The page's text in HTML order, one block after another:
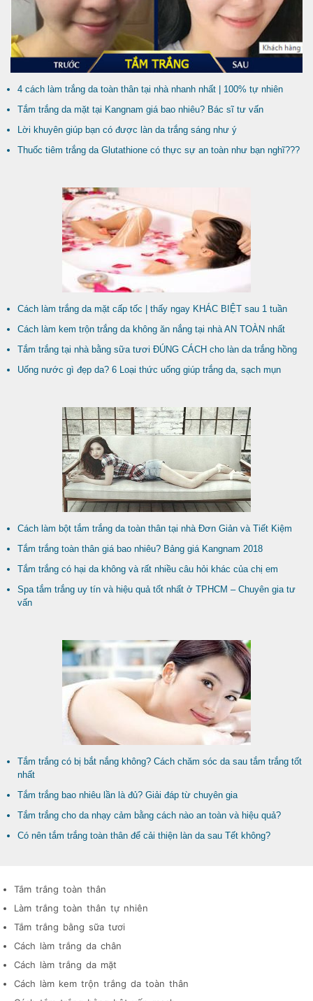
4 cách làm trắng da toàn thân tại nhà nhanh nhất | 100% tự nhiên
Tắm trắng da mặt tại Kangnam giá bao nhiêu? Bác sĩ tư vấn
Lời khuyên giúp bạn có được làn da trắng sáng như ý
Thuốc tiêm trắng da Glutathione có thực sự an toàn như bạn nghĩ???
Cách làm trắng da mặt cấp tốc | thấy ngay KHÁC BIỆT sau 1 tuần
Cách làm kem trộn trắng da không ăn nắng tại nhà AN TOÀN nhất
Tắm trắng tại nhà bằng sữa tươi ĐÚNG CÁCH cho làn da trắng hồng
Uống nước gì đẹp da? 6 Loại thức uống giúp trắng da, sạch mụn
Cách làm bột tắm trắng da toàn thân tại nhà Đơn Giản và Tiết Kiệm
Tắm trắng toàn thân giá bao nhiêu? Bảng giá Kangnam 2018
Tắm trắng có hại da không và rất nhiều câu hỏi khác của chị em
Spa tắm trắng uy tín và hiệu quả tốt nhất ở TPHCM – Chuyên gia tư
vấn
Tắm trắng có bị bắt nắng không? Cách chăm sóc da sau tắm trắng tốt
nhất
Tắm trắng bao nhiêu lần là đủ? Giải đáp từ chuyên gia
Tắm trắng cho da nhạy cảm bằng cách nào an toàn và hiệu quả?
Có nên tắm trắng toàn thân để cải thiện làn da sau Tết không?
Tắm trắng toàn thân
Làm trắng toàn thân tự nhiên
Tắm trắng bằng sữa tươi
Cách làm trắng da chân
Cách làm trắng da mặt
Cách làm kem trộn trắng da toàn thân